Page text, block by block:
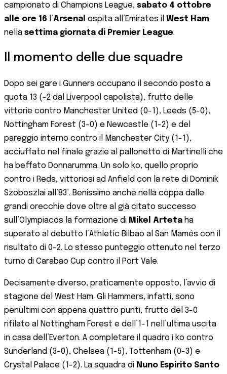
campionato di Champions League, sabato 4 ottobre
alle ore 16 l’Arsenal ospita all’Emirates il West Ham
nella settima giornata di Premier League.
Il momento delle due squadre
Dopo sei gare i Gunners occupano il secondo posto a
quota 13 (-2 dal Liverpool capolista), frutto delle
vittorie contro Manchester United (0-1), Leeds (5-0),
Nottingham Forest (3-0) e Newcastle (1-2) e del
pareggio interno contro il Manchester City (1-1),
acciuffato nel finale grazie al pallonetto di Martinelli che
ha beffato Donnarumma. Un solo ko, quello proprio
contro i Reds, vittoriosi ad Anfield con la rete di Dominik
Szoboszlai all’83’. Benissimo anche nella coppa dalle
grandi orecchie dove oltre al già citato successo
sull’Olympiacos la formazione di Mikel Arteta ha
superato al debutto l’Athletic Bilbao al San Mamés con il
risultato di 0-2. Lo stesso punteggio ottenuto nel terzo
turno di Carabao Cup contro il Port Vale.
Decisamente diverso, praticamente opposto, l’avvio di
stagione del West Ham. Gli Hammers, infatti, sono
penultimi con appena quattro punti, frutto del 3-0
rifilato al Nottingham Forest e dell’1-1 nell’ultima uscita
in casa dell’Everton. A completare il quadro i ko contro
Sunderland (3-0), Chelsea (1-5), Tottenham (0-3) e
Crystal Palace (1-2). La squadra di Nuno Espirito Santo